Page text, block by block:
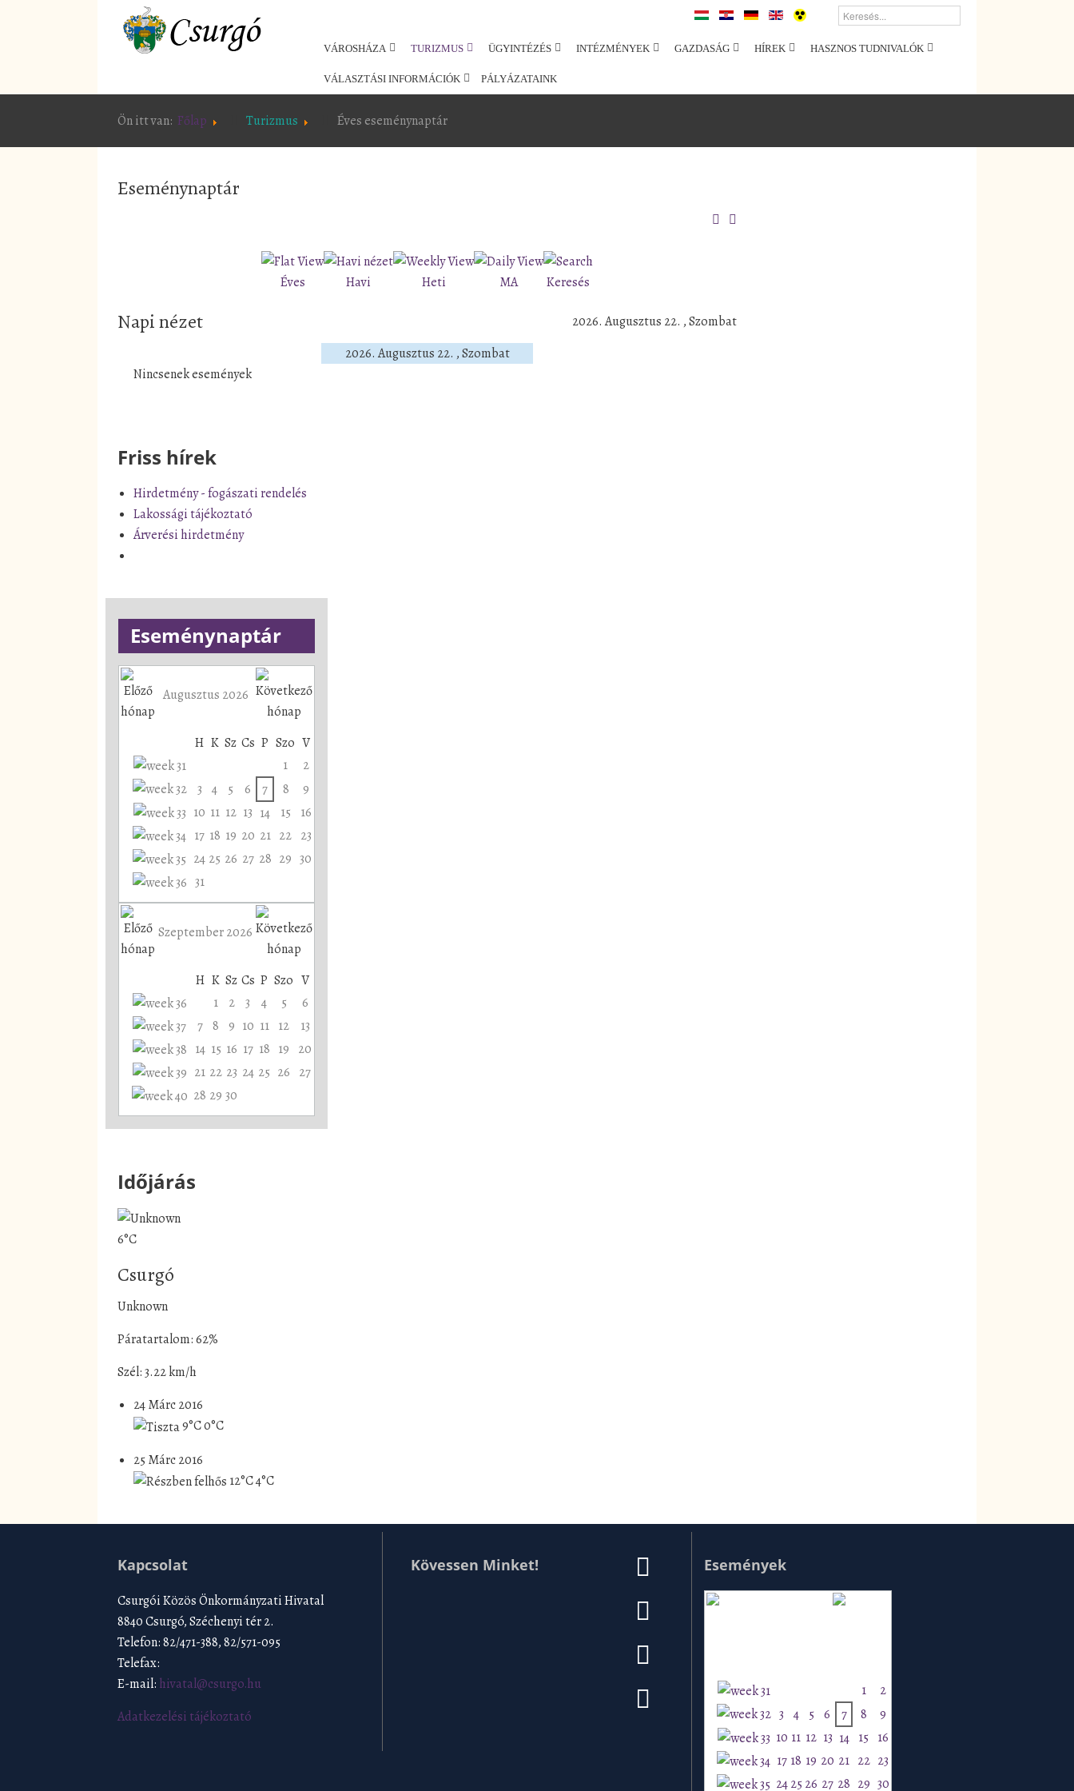
VÁROSHÁZA TURIZMUS ÜGYINTÉZÉS INTÉZMÉNYEK GAZDASÁG HÍREK HASZNOS TUDNIVALÓK
VÁLASZTÁSI INFORMÁCIÓK PÁLYÁZATAINK
Ön itt van: Főlap Turizmus Éves eseménynaptár
Eseménynaptár
Éves Havi Heti MA Keresés
Napi nézet
2026. Augusztus 22. , Szombat
2026. Augusztus 22. , Szombat
Nincsenek események
Friss hírek
Hirdetmény - fogászati rendelés
Lakossági tájékoztató
Árverési hirdetmény
Eseménynaptár
Augusztus 2026
H K Sz Cs P Szo V
1
2
3 4 5 6 7 8
9
10 11 12 13 14 15
16
17 18 19 20 21 22 23
24 25 26 27 28 29 30
31
Szeptember 2026
H K Sz Cs P Szo V
1
2 3 4 5
6
7 8 9 10 11 12
13
14 15 16 17 18 19 20
21 22 23 24 25 26 27
28 29 30
Időjárás
6°C
Csurgó
Unknown
Páratartalom: 62%
Szél: 3.22 km/h
24 Márc 2016
9°C0°C
25 Márc 2016
12°C4°C
Kapcsolat
Csurgói Közös Önkormányzati Hivatal
8840 Csurgó, Széchenyi tér 2.
Telefon: 82/471-388, 82/571-095
Telefax:
E-mail: hivatal@csurgo.hu
Adatkezelési tájékoztató
Kövessen Minket! Események
1
2
3 4 5 6 7 8
9
10 11 12 13 14 15 16
17 18 19 20 21 22 23
242526 27 28 29 30